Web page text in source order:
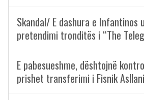
Skandal/ E dashura e Infantinos
pretendimi tronditës i “The
E pabesueshme, dështojnë
prishet transferimi i Fisnik